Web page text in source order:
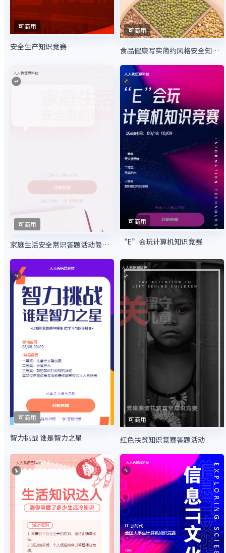
可商用
安全生产知识竞赛
可商用
食品健康写实简约风格安全知识答题活动
可商用
家庭生活安全常识答题活动简约风格
可商用
“E”会玩计算机知识竞赛
可商用
智力挑战 谁是智力之星
可商用
红色扶贫知识竞赛答题活动